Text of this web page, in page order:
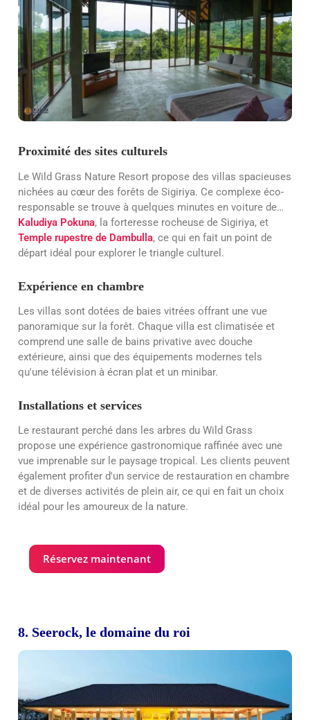
Proximité des sites culturels
Le Wild Grass Nature Resort propose des villas spacieuses
nichées au cœur des forêts de Sigiriya. Ce complexe éco-
responsable se trouve à quelques minutes en voiture de…
Kaludiya Pokuna, la forteresse rocheuse de Sigiriya, et
Temple rupestre de Dambulla, ce qui en fait un point de
départ idéal pour explorer le triangle culturel.
Expérience en chambre
Les villas sont dotées de baies vitrées offrant une vue
panoramique sur la forêt. Chaque villa est climatisée et
comprend une salle de bains privative avec douche
extérieure, ainsi que des équipements modernes tels
qu'une télévision à écran plat et un minibar.
Installations et services
Le restaurant perché dans les arbres du Wild Grass
propose une expérience gastronomique raffinée avec une
vue imprenable sur le paysage tropical. Les clients peuvent
également profiter d'un service de restauration en chambre
et de diverses activités de plein air, ce qui en fait un choix
idéal pour les amoureux de la nature.
Réservez maintenant
8. Seerock, le domaine du roi